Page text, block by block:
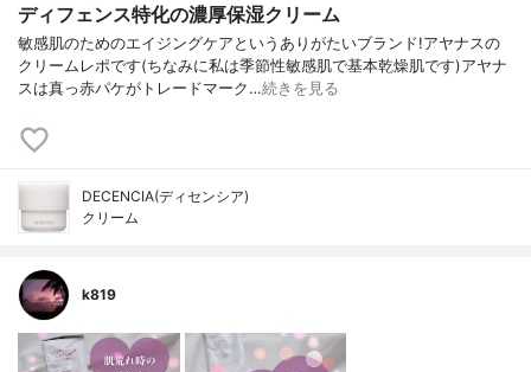
ディフェンス特化の濃厚保湿クリーム
敏感肌のためのエイジングケアというありがたいブランド!アヤナスの
クリームレポです(ちなみに私は季節性敏感肌で基本乾燥肌です)アヤナ
スは真っ赤パケがトレードマーク…続きを見る
DECENCIA(ディセンシア)
クリーム
k819